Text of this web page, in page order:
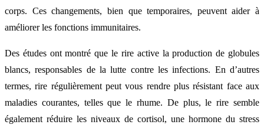
corps. Ces changements, bien que temporaires, peuvent aider à
améliorer les fonctions immunitaires.
Des études ont montré que le rire active la production de globules
blancs, responsables de la lutte contre les infections. En d’autres
termes, rire régulièrement peut vous rendre plus résistant face aux
maladies courantes, telles que le rhume. De plus, le rire semble
également réduire les niveaux de cortisol, une hormone du stress